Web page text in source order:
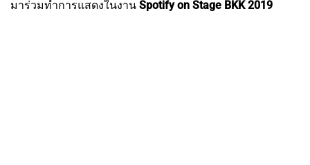
มาร่วมทำการแสดงในงาน Spotify on Stage BKK 2019